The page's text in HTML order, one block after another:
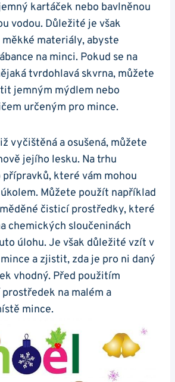
⁤kartáček nebo bavlněnou
vodou. Důležité​ je však
materiály, abyste
na minci. Pokud se na⁢
tvrdohlavá skvrna, můžete
jemným mýdlem nebo
určeným pro mince.
vyčištěná a osušená, můžete
‍jejího lesku. Na trhu
které vám ‌mohou⁤
Můžete použít například
čisticí prostředky, které
chemických sloučeninách‌
úlohu. Je⁤ však důležité vzít v
a zjistit, zda je pro ni ⁣daný
⁢vhodný. Před použitím
na malém a
mince.